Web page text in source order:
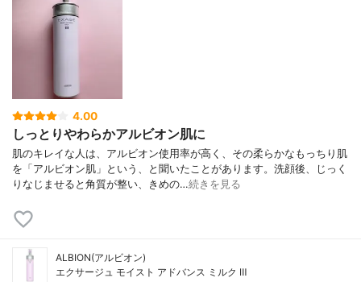
4.00
しっとりやわらかアルビオン肌に
肌のキレイな人は、アルビオン使用率が高く、その柔らかなもっちり肌
を「アルビオン肌」という、と聞いたことがあります。洗顔後、じっく
りなじませると角質が整い、きめの…続きを見る
ALBION(アルビオン)
エクサージュ モイスト アドバンス ミルク Ⅲ